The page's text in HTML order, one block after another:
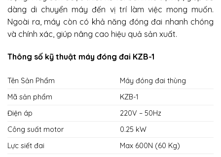
dàng di chuyển máy đến vị trí làm việc mong muốn.
Ngoài ra, máy còn có khả năng đóng đai nhanh chóng
và chính xác, giúp nâng cao hiệu quả sản xuất.
Thông số kỹ thuật máy đóng đai KZB-1
Tên Sản Phẩm
Máy đóng đai thùng
Mã sản phẩm
KZB-1
Điện áp
220V – 50Hz
Công suất motor
0.25 kW
Lực siết đai
Max 600N (60 Kg)